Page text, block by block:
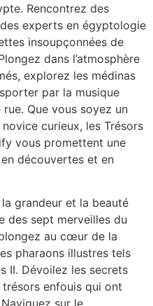
Rencontrez des
experts en égyptologie
insoupçonnées de
dans l’atmosphère
explorez les médinas
par la musique
Que vous soyez un
curieux, les Trésors
vous promettent une
découvertes et en
grandeur et la beauté
des sept merveilles du
au cœur de la
pharaons illustres tels
II. Dévoilez les secrets
enfouis qui ont
sur le